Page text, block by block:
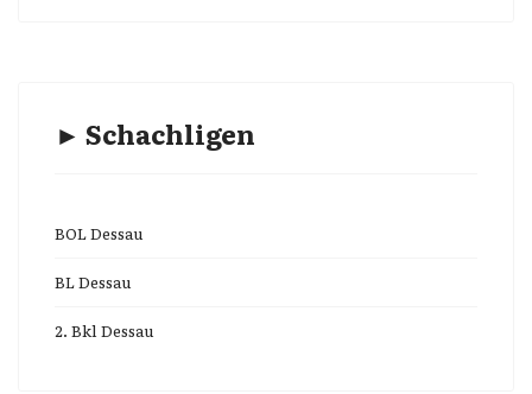
► Schachligen
BOL Dessau
BL Dessau
2. Bkl Dessau